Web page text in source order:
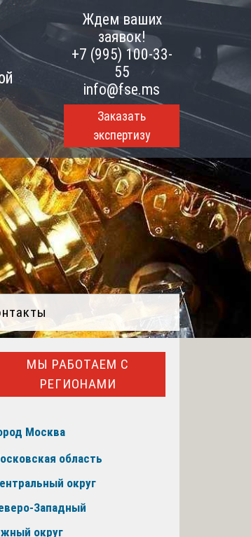
Ждем ваших
заявок!
+7 (995) 100-33-
55
info@fse.ms
Заказать
экспертизу
МЫ РАБОТАЕМ С
РЕГИОНАМИ
Москва
область
округ
Западный
округ